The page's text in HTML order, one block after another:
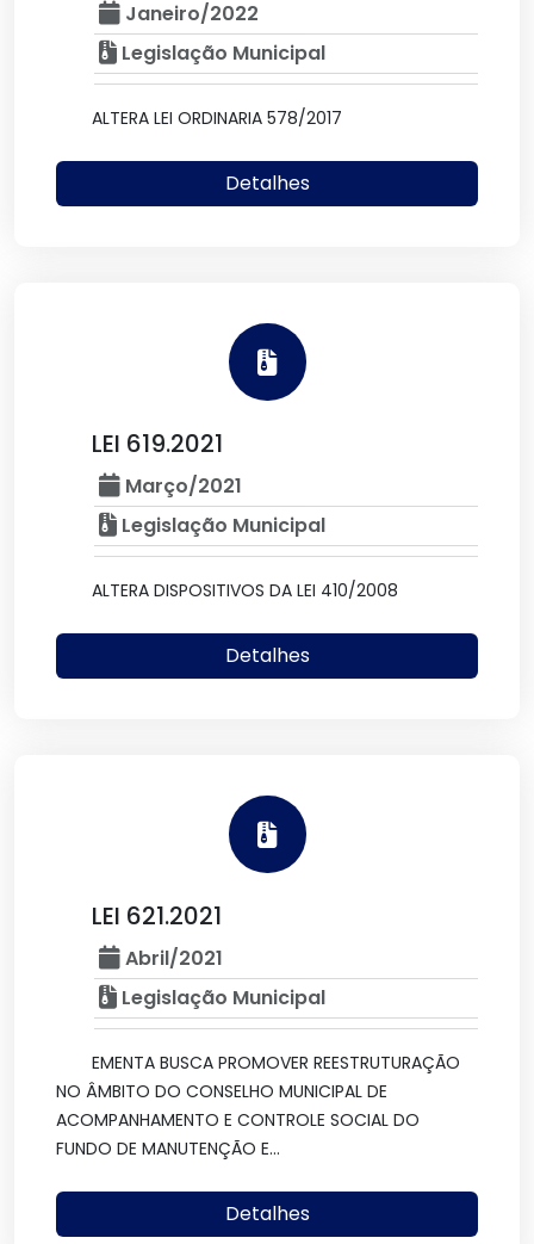
Janeiro/2022
Legislação Municipal
ALTERA LEI ORDINARIA 578/2017
Detalhes
LEI 619.2021
Março/2021
Legislação Municipal
ALTERA DISPOSITIVOS DA LEI 410/2008
Detalhes
LEI 621.2021
Abril/2021
Legislação Municipal
EMENTA BUSCA PROMOVER REESTRUTURAÇÃO
NO ÂMBITO DO CONSELHO MUNICIPAL DE
ACOMPANHAMENTO E CONTROLE SOCIAL DO
FUNDO DE MANUTENÇÃO E...
Detalhes